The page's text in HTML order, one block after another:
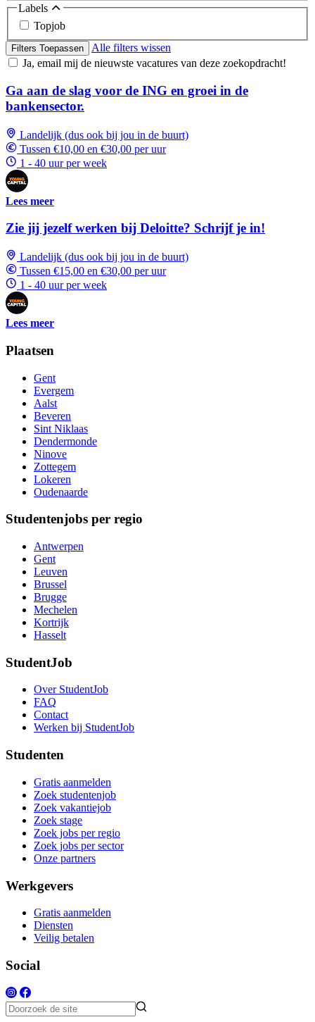
Labels
Topjob
Filters Toepassen
Alle filters wissen
Ja, email mij de nieuwste vacatures van deze zoekopdracht!
Ga aan de slag voor de ING en groei in de
bankensector.
Landelijk (dus ook bij jou in de buurt)
Tussen €10,00 en €30,00 per uur
1 - 40 uur per week
Lees meer
Zie jij jezelf werken bij Deloitte? Schrijf je in!
Landelijk (dus ook bij jou in de buurt)
Tussen €15,00 en €30,00 per uur
1 - 40 uur per week
Lees meer
Plaatsen
Gent
Evergem
Aalst
Beveren
Sint Niklaas
Dendermonde
Ninove
Zottegem
Lokeren
Oudenaarde
Studentenjobs per regio
Antwerpen
Gent
Leuven
Brussel
Brugge
Mechelen
Kortrijk
Hasselt
StudentJob
Over StudentJob
FAQ
Contact
Werken bij StudentJob
Studenten
Gratis aanmelden
Zoek studentenjob
Zoek vakantiejob
Zoek stage
Zoek jobs per regio
Zoek jobs per sector
Onze partners
Werkgevers
Gratis aanmelden
Diensten
Veilig betalen
Social